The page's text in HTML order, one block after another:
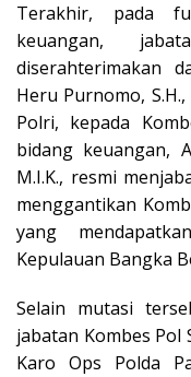
Terakhir, pada
keuangan,
diserahterimakan
Heru Purnomo,
Polri, kepada
bidang keuangan,
M.I.K., resmi
menggantikan
yang
Kepulauan Bangka
Selain mutasi
jabatan Kombes Pol
Karo Ops Polda